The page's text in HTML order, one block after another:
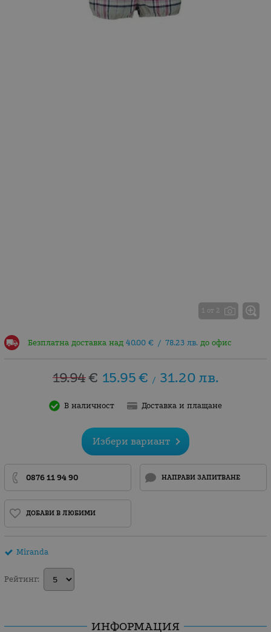
1 от 2
Безплатна доставка над 40.00 € / 78.23 лв.до офис
19.94€ 15.95€ / 31.20 лв.
В наличност Доставка и плащане
Избери вариант
0876 11 94 90 НАПРАВИ ЗАПИТВАНЕ
ДОБАВИ В ЛЮБИМИ
Miranda
Рейтинг:
ИНФОРМАЦИЯ